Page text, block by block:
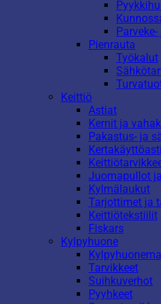
Pienrauta
Työkalut
Keittiö
Astiat
Kernit ja
Pakastus- ja
Juomapullot
Kylmälaukut
Tarjottimet ja
Keittiötekstiilit
Fiskars
Kylpyhuone
Tarvikkeet
Suihkuverhot
Pyyhkeet